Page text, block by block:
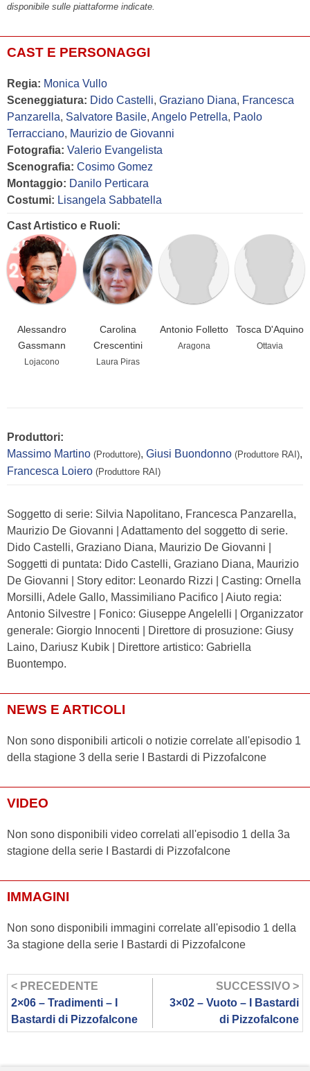
disponibile sulle piattaforme indicate.
CAST E PERSONAGGI
Regia: Monica Vullo
Sceneggiatura: Dido Castelli, Graziano Diana, Francesca
Panzarella, Salvatore Basile, Angelo Petrella, Paolo
Terracciano, Maurizio de Giovanni
Fotografia: Valerio Evangelista
Scenografia: Cosimo Gomez
Montaggio: Danilo Perticara
Costumi: Lisangela Sabbatella
Cast Artistico e Ruoli:
Alessandro
Gassmann
Lojacono
Carolina
Crescentini
Laura Piras
Antonio Folletto
Aragona
Tosca D'Aquino
Ottavia
Produttori:
Massimo Martino (Produttore), Giusi Buondonno (Produttore RAI),
Francesca Loiero (Produttore RAI)
Soggetto di serie: Silvia Napolitano, Francesca Panzarella,
Maurizio De Giovanni | Adattamento del soggetto di serie.
Dido Castelli, Graziano Diana, Maurizio De Giovanni |
Soggetti di puntata: Dido Castelli, Graziano Diana, Maurizio
De Giovanni | Story editor: Leonardo Rizzi | Casting: Ornella
Morsilli, Adele Gallo, Massimiliano Pacifico | Aiuto regia:
Antonio Silvestre | Fonico: Giuseppe Angelelli | Organizzator
generale: Giorgio Innocenti | Direttore di prosuzione: Giusy
Laino, Dariusz Kubik | Direttore artistico: Gabriella
Buontempo.
NEWS E ARTICOLI
Non sono disponibili articoli o notizie correlate all'episodio 1
della stagione 3 della serie I Bastardi di Pizzofalcone
VIDEO
Non sono disponibili video correlati all'episodio 1 della 3a
stagione della serie I Bastardi di Pizzofalcone
IMMAGINI
Non sono disponibili immagini correlate all'episodio 1 della
3a stagione della serie I Bastardi di Pizzofalcone
< PRECEDENTE
2×06 – Tradimenti – I
Bastardi di Pizzofalcone
SUCCESSIVO >
3×02 – Vuoto – I Bastardi
di Pizzofalcone